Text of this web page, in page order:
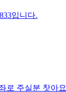
입니다.
로 주실분 찻아요